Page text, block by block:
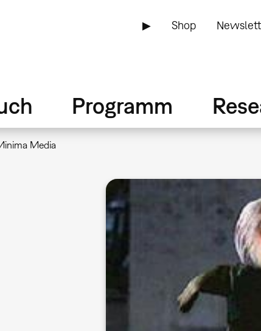
▶ Shop
Programm
Media